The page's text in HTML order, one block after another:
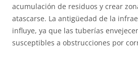
acumulación de residuos y crear
atascarse. La antigüedad de la
influye, ya que las tuberías
susceptibles a obstrucciones por